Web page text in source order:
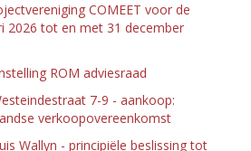
COMEET voor de
2026 tot en met 31 december
ROM adviesraad
7-9 - aankoop:
verkoopovereenkomst
Wallyn - principiële beslissing tot